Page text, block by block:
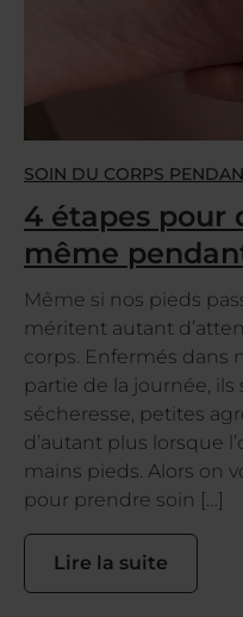
SOIN DU CORPS
4 étapes pour
même
Même si nos pieds
méritent autant
corps. Enfermés dans
partie de la journée,
sécheresse, petites
d’autant plus lorsque
mains pieds. Alors on
pour prendre soin […]
Lire la suite